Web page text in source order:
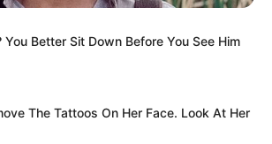
You Better Sit Down Before You See Him
The Tattoos On Her Face. Look At Her